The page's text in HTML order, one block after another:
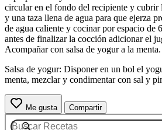
circular en el fondo del recipiente y cubrir
y una taza llena de agua para que ejerza
de agua caliente y cocinar por espacio de
antes de finalizar la cocción adicionar el
Acompañar con salsa de yogur a la menta.
Salsa de yogur: Disponer en un bol el
menta, mezclar y condimentar con sal y
Me gusta Compartir